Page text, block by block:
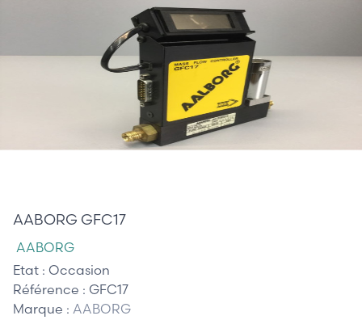
AABORG GFC17
AABORG
Etat : Occasion
Référence : GFC17
Marque : AABORG